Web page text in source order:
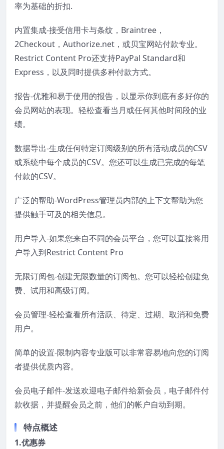
率为基础的折扣.
内置集成-接受信用卡与条纹，Braintree，
2Checkout，Authorize.net，或贝宝网站付款专业。
Restrict Content Pro还支持PayPal Standard和
Express，以及同时提供多种付款方式。
报告-优雅和易于使用的报告，以显示你到底有多好你的
会员网站的表现。轻松查看当月或任何其他时间段的业
绩。
数据导出-生成任何特定订阅级别的所有活动成员的CSV
或系统中每个成员的CSV。您还可以生成已完成的每笔
付款的CSV。
广泛的帮助-WordPress管理员内部的上下文帮助为您
提供触手可及的相关信息。
用户导入-如果您来自不同的会员平台，您可以直接将用
户导入到Restrict Content Pro
无限订阅包-创建无限数量的订阅包。您可以轻松创建免
费、试用和高级订阅。
会员管理-轻松查看所有活跃、待定、过期、取消和免费
用户。
简单的设置-限制内容专业版可以非常容易地向您的订阅
者提供优质内容。
会员电子邮件-发送欢迎电子邮件给新会员，电子邮件付
款收据，并提醒会员之前，他们的帐户自动到期。
特点概述
1.优惠券